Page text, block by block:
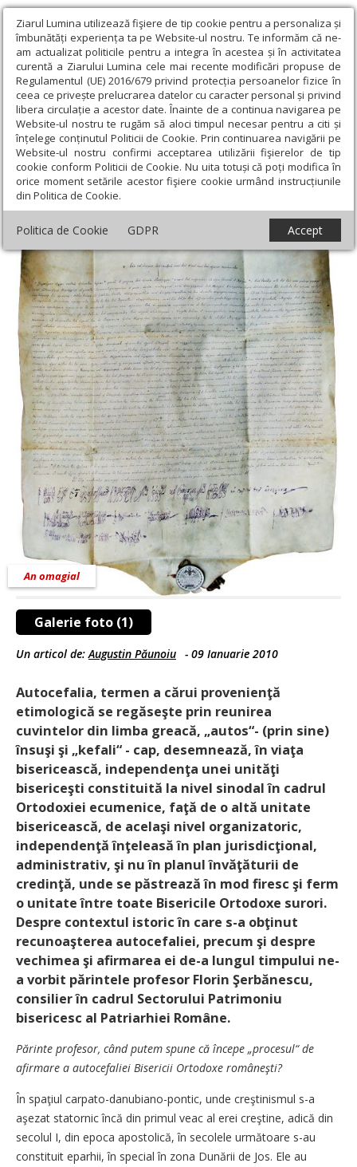
Ziarul Lumina utilizează fişiere de tip cookie pentru a personaliza și
îmbunătăți experiența ta pe Website-ul nostru. Te informăm că ne-
am actualizat politicile pentru a integra în acestea și în activitatea
curentă a Ziarului Lumina cele mai recente modificări propuse de
Regulamentul (UE) 2016/679 privind protecția persoanelor fizice în
ceea ce privește prelucrarea datelor cu caracter personal și privind
libera circulație a acestor date. Înainte de a continua navigarea pe
Website-ul nostru te rugăm să aloci timpul necesar pentru a citi și
înțelege conținutul Politicii de Cookie. Prin continuarea navigării pe
Website-ul nostru confirmi acceptarea utilizării fişierelor de tip
cookie conform Politicii de Cookie. Nu uita totuși că poți modifica în
orice moment setările acestor fişiere cookie urmând instrucțiunile
din Politica de Cookie.
Politica de Cookie GDPR Accept
Ziarul Lumina › Actualitate religioasă › An omagial › Drumul
Bisericii Ortodoxe româneşti, până la autocefalie
Drumul Bisericii Ortodoxe româneşti, până
la autocefalie
Galerie foto (1)
An omagial
Un articol de:Augustin Păunoiu - 09 Ianuarie 2010
Autocefalia, termen a cărui provenienţă
etimologică se regăseşte prin reunirea
cuvintelor din limba greacă, „autos“- (prin sine)
însuşi şi „kefali“ - cap, desemnează, în viaţa
bisericească, independenţa unei unităţi
bisericeşti constituită la nivel sinodal în cadrul
Ortodoxiei ecumenice, faţă de o altă unitate
bisericească, de acelaşi nivel organizatoric,
independenţă înţeleasă în plan jurisdicţional,
administrativ, şi nu în planul învăţăturii de
credinţă, unde se păstrează în mod firesc şi ferm
o unitate între toate Bisericile Ortodoxe surori.
Despre contextul istoric în care s-a obţinut
recunoaşterea autocefaliei, precum şi despre
vechimea şi afirmarea ei de-a lungul timpului ne-
a vorbit părintele profesor Florin Şerbănescu,
consilier în cadrul Sectorului Patrimoniu
bisericesc al Patriarhiei Române.
Părinte profesor, când putem spune că începe „procesul“ de
afirmare a autocefaliei Bisericii Ortodoxe româneşti?
În spaţiul carpato-danubiano-pontic, unde creştinismul s-a
aşezat statornic încă din primul veac al erei creştine, adică din
secolul I, din epoca apostolică, în secolele următoare s-au
constituit eparhii, în special în zona Dunării de Jos. Ele au